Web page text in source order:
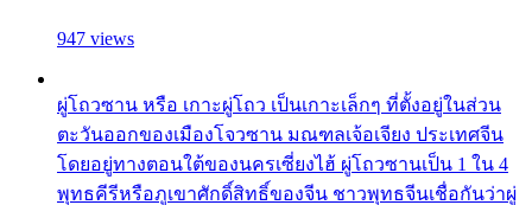
947 views
ผู่โถวซาน หรือ เกาะผู่โถว เป็นเกาะเล็กๆ ที่ตั้งอยู่ในส่วน
ตะวันออกของเมืองโจวซาน มณฑลเจ้อเจียง ประเทศจีน
โดยอยู่ทางตอนใต้ของนครเซี่ยงไฮ้ ผู่โถวซานเป็น 1 ใน 4
พุทธคีรีหรือภูเขาศักดิ์สิทธิ์ของจีน ชาวพุทธจีนเชื่อกันว่าผู่